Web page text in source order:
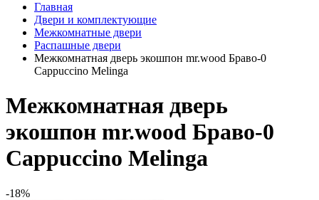
Главная
Двери и комплектующие
Межкомнатные двери
Распашные двери
Межкомнатная дверь экошпон mr.wood Браво-0
Cappuccino Melinga
Межкомнатная дверь
экошпон mr.wood Браво-0
Cappuccino Melinga
-18%